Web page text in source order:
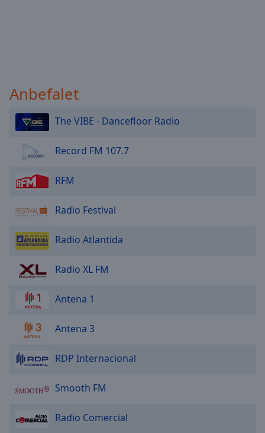
Anbefalet
The VIBE - Dancefloor Radio
Record FM 107.7
RFM
Radio Festival
Radio Atlantida
Radio XL FM
Antena 1
Antena 3
RDP Internacional
Smooth FM
Radio Comercial